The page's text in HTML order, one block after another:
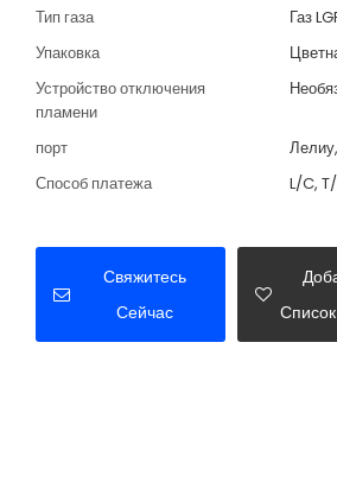
Тип газа
Газ
Упаковка
Устройство отключения
пламени
порт
Способ платежа
L/C,
Свяжитесь
Сейчас